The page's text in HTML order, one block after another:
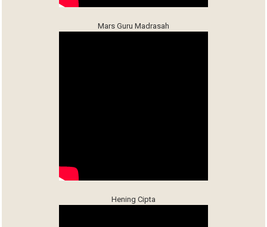
Mars Guru Madrasah
Hening Cipta